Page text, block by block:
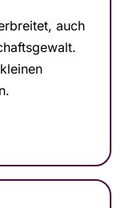
auch